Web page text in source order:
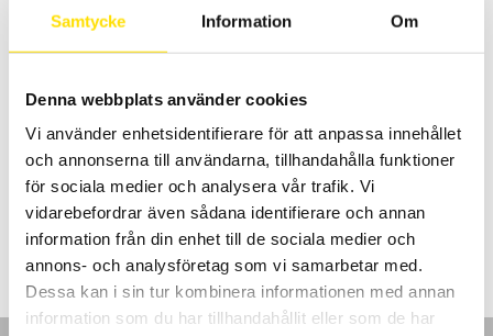
Samtycke Information Om
Denna webbplats använder cookies
Vi använder enhetsidentifierare för att anpassa innehållet
och annonserna till användarna, tillhandahålla funktioner
för sociala medier och analysera vår trafik. Vi
vidarebefordrar även sådana identifierare och annan
information från din enhet till de sociala medier och
annons- och analysföretag som vi samarbetar med.
Dessa kan i sin tur kombinera informationen med annan
information som du har tillhandahållit eller som de har
Med 5 MHz, 10 MHz samt 20 MHz bandbredd. En av GX-seriens
fördelar är DDS-tekniken (Direct Digital Synthesis), som ger en
mycket noggrannare och stabilare generering än en traditionell
generator.
5,880.00kr – 8,955.00kr Prisintervall:
5,880.00 kr
till
8,955.00 kr
LÄS MER